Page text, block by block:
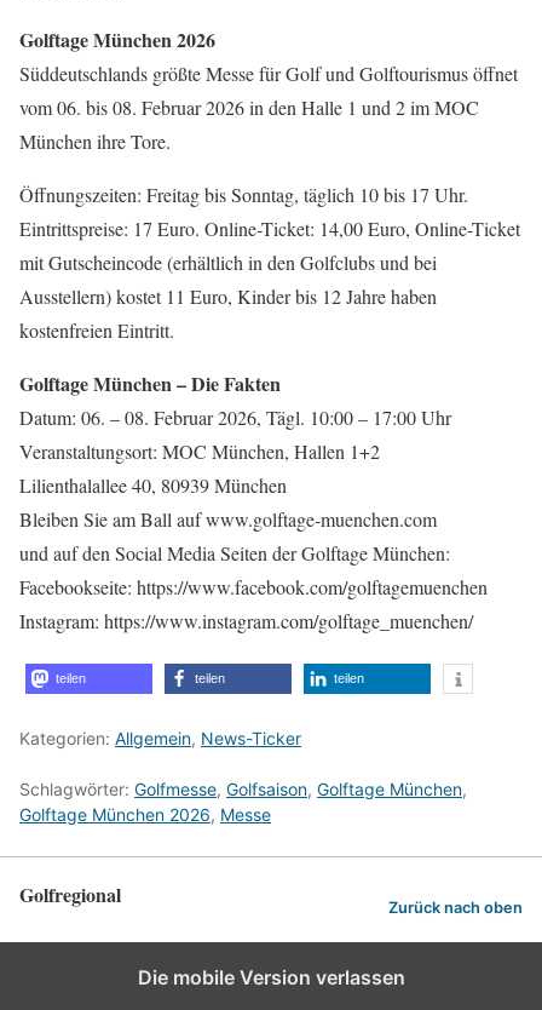
Golftage München 2026
Süddeutschlands größte Messe für Golf und Golftourismus öffnet
vom 06. bis 08. Februar 2026 in den Halle 1 und 2 im MOC
München ihre Tore.
Öffnungszeiten: Freitag bis Sonntag, täglich 10 bis 17 Uhr.
Eintrittspreise: 17 Euro. Online-Ticket: 14,00 Euro, Online-Ticket
mit Gutscheincode (erhältlich in den Golfclubs und bei
Ausstellern) kostet 11 Euro, Kinder bis 12 Jahre haben
kostenfreien Eintritt.
Golftage München – Die Fakten
Datum: 06. – 08. Februar 2026, Tägl. 10:00 – 17:00 Uhr
Veranstaltungsort: MOC München, Hallen 1+2
Lilienthalallee 40, 80939 München
Bleiben Sie am Ball auf www.golftage-muenchen.com
und auf den Social Media Seiten der Golftage München:
Facebookseite: https://www.facebook.com/golftagemuenchen
Instagram: https://www.instagram.com/golftage_muenchen/
teilen teilen teilen
Kategorien: Allgemein, News-Ticker
Schlagwörter: Golfmesse, Golfsaison, Golftage München,
Golftage München 2026, Messe
Golfregional Zurück nach oben
Die mobile Version verlassen